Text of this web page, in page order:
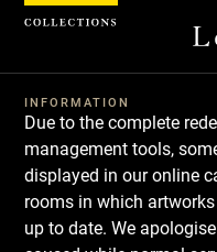
INFORMATION
Due to the complete
management tools,
displayed in our online
rooms in which
up to date. We
Cookies management panel